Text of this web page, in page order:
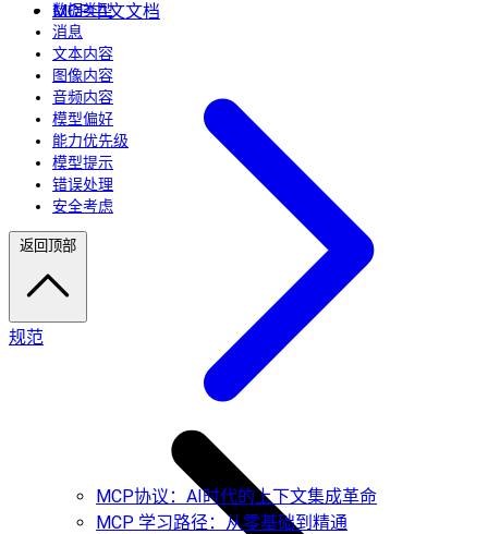
MCP中文文档
MCP协议：AI时代的上下文集成革命
MCP 学习路径：从零基础到精通
数据类型
消息
文本内容
图像内容
音频内容
模型偏好
能力优先级
模型提示
错误处理
安全考虑
返回顶部
规范